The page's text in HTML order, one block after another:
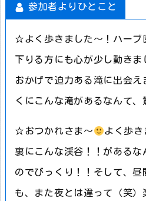
参加者よりひとこと
☆よく歩きました～！ハーブ
下りる方にも心が少し動きま
おかげで迫力ある滝に出会え
くにこんな滝があるなんて、
☆おつかれさま～ よく歩
裏にこんな渓谷！！があるな
のでびっくり！！そして、
も、また夜とは違って（笑）